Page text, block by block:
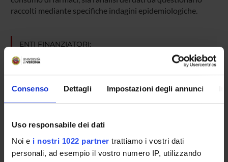
Consenso Dettagli Impostazioni degli annunci
Uso responsabile dei dati
Noi e i nostri 1022 partner trattiamo i vostri dati
personali, ad esempio il vostro numero IP, utilizzando
raccolti mediante specifiche indagini epidemiologiche.
ENTI FINANZIATORI:
esterno
Finanziamento:assegnato e gestito dal Dipartimento
Roberto De Marco
Paolo Girardi